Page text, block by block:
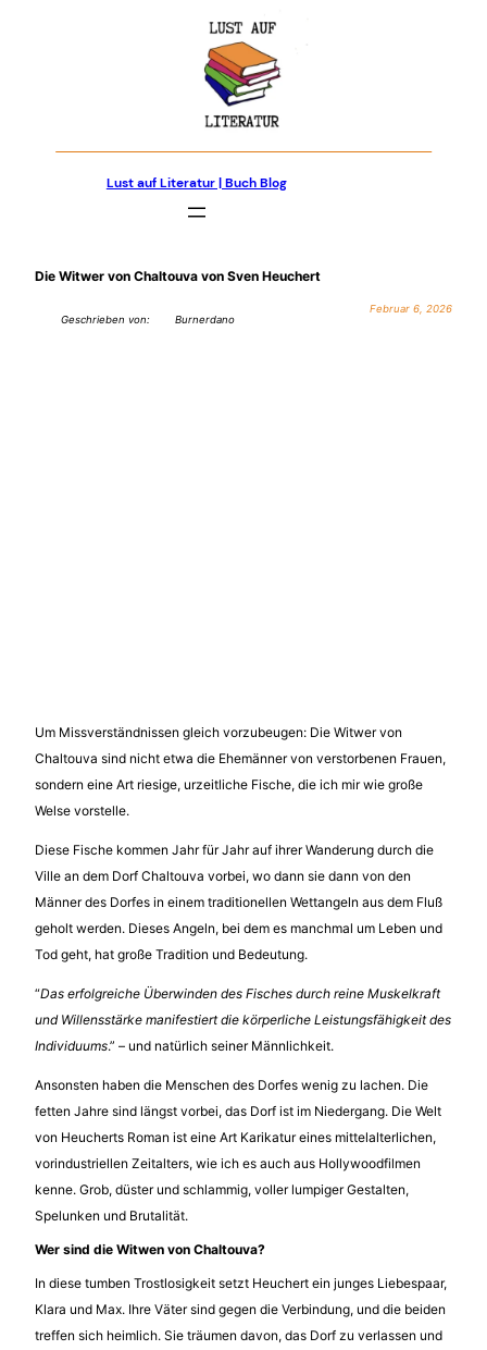
Lust auf Literatur | Buch Blog
Die Witwer von Chaltouva von Sven Heuchert
Geschrieben von: Burnerdano
Februar 6, 2026
Um Missverständnissen gleich vorzubeugen: Die Witwer von
Chaltouva sind nicht etwa die Ehemänner von verstorbenen Frauen,
sondern eine Art riesige, urzeitliche Fische, die ich mir wie große
Welse vorstelle.
Diese Fische kommen Jahr für Jahr auf ihrer Wanderung durch die
Ville an dem Dorf Chaltouva vorbei, wo dann sie dann von den
Männer des Dorfes in einem traditionellen Wettangeln aus dem Fluß
geholt werden. Dieses Angeln, bei dem es manchmal um Leben und
Tod geht, hat große Tradition und Bedeutung.
“Das erfolgreiche Überwinden des Fisches durch reine Muskelkraft
und Willensstärke manifestiert die körperliche Leistungsfähigkeit des
Individuums.” – und natürlich seiner Männlichkeit.
Ansonsten haben die Menschen des Dorfes wenig zu lachen. Die
fetten Jahre sind längst vorbei, das Dorf ist im Niedergang. Die Welt
von Heucherts Roman ist eine Art Karikatur eines mittelalterlichen,
vorindustriellen Zeitalters, wie ich es auch aus Hollywoodfilmen
kenne. Grob, düster und schlammig, voller lumpiger Gestalten,
Spelunken und Brutalität.
Wer sind die Witwen von Chaltouva?
In diese tumben Trostlosigkeit setzt Heuchert ein junges Liebespaar,
Klara und Max. Ihre Väter sind gegen die Verbindung, und die beiden
treffen sich heimlich. Sie träumen davon, das Dorf zu verlassen und